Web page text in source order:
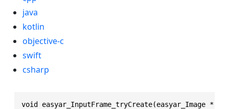
java
kotlin
objective-c
swift
csharp
void easyar_InputFrame_tryCreate(easyar_Image *